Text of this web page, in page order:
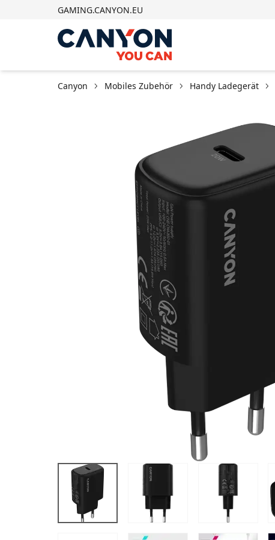
GAMING.CANYON.EU
Canyon Mobiles Zubehör Handy Ladegerät